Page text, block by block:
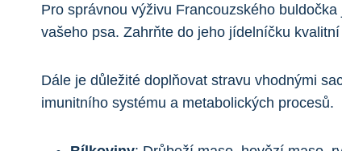
Pro správnou výživu Francouzského
vašeho psa. Zahrňte do ⁣jeho jídelníčku
Dále⁣ je důležité doplňovat stravu vhodnými
imunitního systému a metabolických procesů.